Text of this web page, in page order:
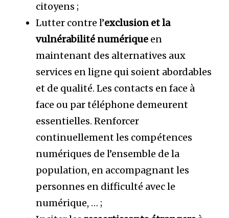
citoyens ;
Lutter contre l’exclusion et la
vulnérabilité numérique en
maintenant des alternatives aux
services en ligne qui soient abordables
et de qualité. Les contacts en face à
face ou par téléphone demeurent
essentielles. Renforcer
continuellement les compétences
numériques de l’ensemble de la
population, en accompagnant les
personnes en difficulté avec le
numérique, … ;